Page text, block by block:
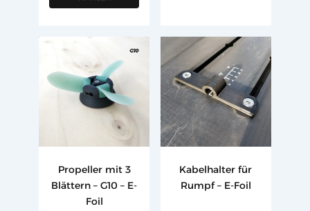
Propeller mit 3
Blättern – G10 – E-
Foil
Dieses
Produkt
weist
mehrere
Die
können
Kabelhalter für
Rumpf – E-Foil
Dieses
Produkt
weist
mehrere
Varianten
auf.
Die
können